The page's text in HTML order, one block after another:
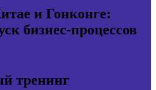
и Гонконге:
бизнес-процессов
тренинг